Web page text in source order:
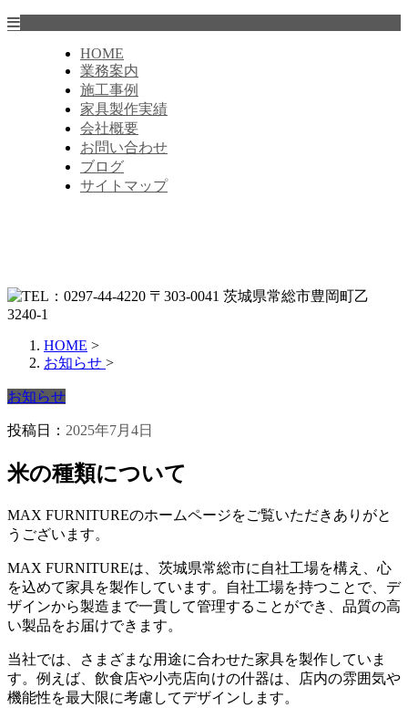
HOME
業務案内
施工事例
家具製作実績
会社概要
お問い合わせ
ブログ
サイトマップ
HOME >
お知らせ >
お知らせ
投稿日： 2025年7月4日
米の種類について
MAX FURNITUREのホームページをご覧いただきありがと
うございます。
MAX FURNITUREは、茨城県常総市に自社工場を構え、心
を込めて家具を製作しています。自社工場を持つことで、デ
ザインから製造まで一貫して管理することができ、品質の高
い製品をお届けできます。
当社では、さまざまな用途に合わせた家具を製作していま
す。例えば、飲食店や小売店向けの什器は、店内の雰囲気や
機能性を最大限に考慮してデザインします。